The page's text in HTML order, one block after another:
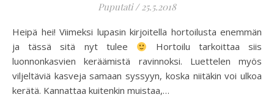
Puputati / 25.5.2018
Heipä hei! Viimeksi lupasin kirjoitella hortoilusta enemmän
ja tässä sitä nyt tulee
Hortoilu tarkoittaa siis
luonnonkasvien keräämistä ravinnoksi. Luettelen myös
viljeltäviä kasveja samaan syssyyn, koska niitäkin voi ulkoa
kerätä. Kannattaa kuitenkin muistaa,…